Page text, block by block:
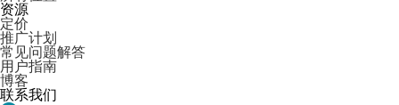
资源
定价
推广计划
常见问题解答
用户指南
博客
联系我们